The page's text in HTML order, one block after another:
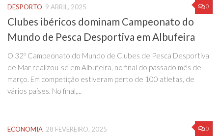
0
DESPORTO 9 ABRIL, 2025
Clubes ibéricos dominam Campeonato do
Mundo de Pesca Desportiva em Albufeira
O 32º Campeonato do Mundo de Clubes de Pesca Desportiva
de Mar realizou-se em Albufeira, no final do passado mês de
março. Em competição estiveram perto de 100 atletas, de
vários países. No final,...
0
ECONOMIA 28 FEVEREIRO, 2025